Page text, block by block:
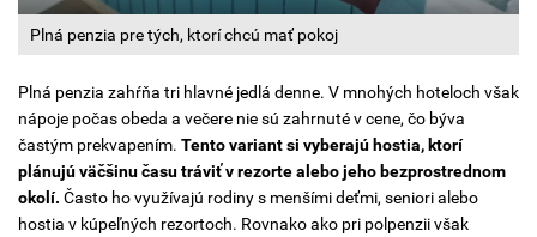
Plná penzia pre tých, ktorí chcú mať pokoj
Plná penzia zahŕňa tri hlavné jedlá denne. V mnohých hoteloch však
nápoje počas obeda a večere nie sú zahrnuté v cene, čo býva
častým prekvapením. Tento variant si vyberajú hostia, ktorí
plánujú väčšinu času tráviť v rezorte alebo jeho bezprostrednom
okolí. Často ho využívajú rodiny s menšími deťmi, seniori alebo
hostia v kúpeľných rezortoch. Rovnako ako pri polpenzii však